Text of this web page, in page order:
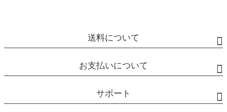
送料について
お支払いについて
サポート